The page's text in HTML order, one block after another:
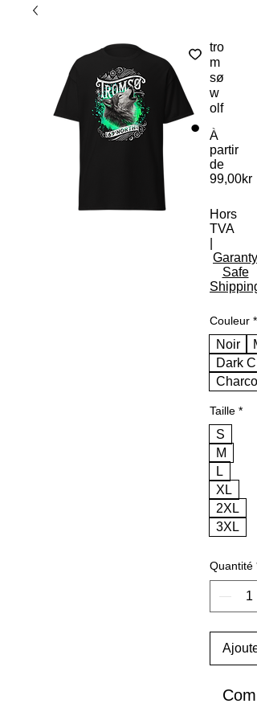
tro
m
sø
w
olf
À
partir
de
99,00kr
Hors
TVA
Garanty
Safe
Shipping
Couleur *
Noir
Dark
Taille *
S
M
L
XL
2XL
3XL
Quantité *